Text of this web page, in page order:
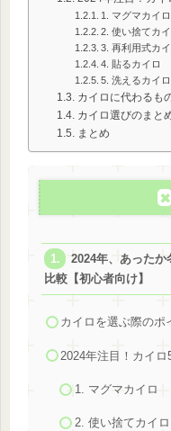
1. マグマカイロ
2. 使い捨てカイ
3. 再利用式カイ
4. 貼るカイロ
5. 洗えるカイロ
カイロに代わるも
カイロ選びのまと
まとめ
2024年、あった
比較【初心者向け】
カイロを選ぶ際のポ
2024年注目！カイロ
1. マグマカイロ
2. 使い捨てカイロ